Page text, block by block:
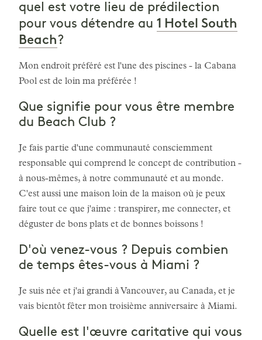
quel est votre lieu de prédilection
pour vous détendre au 1 Hotel South
Beach?
Mon endroit préféré est l'une des piscines - la Cabana
Pool est de loin ma préférée !
Que signifie pour vous être membre
du Beach Club ?
Je fais partie d'une communauté consciemment
responsable qui comprend le concept de contribution -
à nous-mêmes, à notre communauté et au monde.
C'est aussi une maison loin de la maison où je peux
faire tout ce que j'aime : transpirer, me connecter, et
déguster de bons plats et de bonnes boissons !
D'où venez-vous ? Depuis combien
de temps êtes-vous à Miami ?
Je suis née et j'ai grandi à Vancouver, au Canada, et je
vais bientôt fêter mon troisième anniversaire à Miami.
Quelle est l'œuvre caritative qui vous